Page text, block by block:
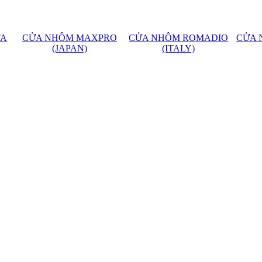
CỬA NHÔM MAXPRO
(JAPAN)
CỬA NHÔM ROMADIO
(ITALY)
CỬA